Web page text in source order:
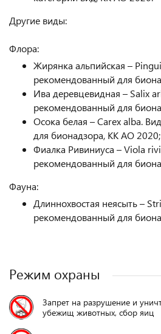
Другие виды:
Флора:
Жирянка альпийская –
рекомендованный для
Ива деревцевидная – Salix
рекомендованный для
Осока белая – Carex аlbа.
для бионадзора, КК АО 2020;
Фиалка Ривиниуса – Viola
рекомендованный для
Фауна:
Длиннохвостая неясыть –
рекомендованный для
Режим охраны
Запрет на разрушение и
убежищ животных, сбор яиц